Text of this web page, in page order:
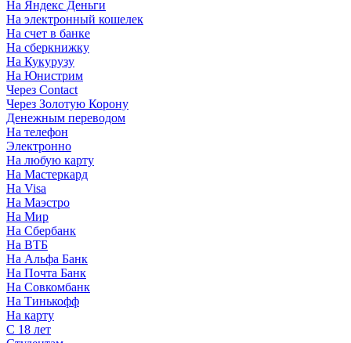
На Яндекс Деньги
На электронный кошелек
На счет в банке
На сберкнижку
На Кукурузу
На Юнистрим
Через Contact
Через Золотую Корону
Денежным переводом
На телефон
Электронно
На любую карту
На Мастеркард
На Visa
На Маэстро
На Мир
На Сбербанк
На ВТБ
На Альфа Банк
На Почта Банк
На Совкомбанк
На Тинькофф
На карту
С 18 лет